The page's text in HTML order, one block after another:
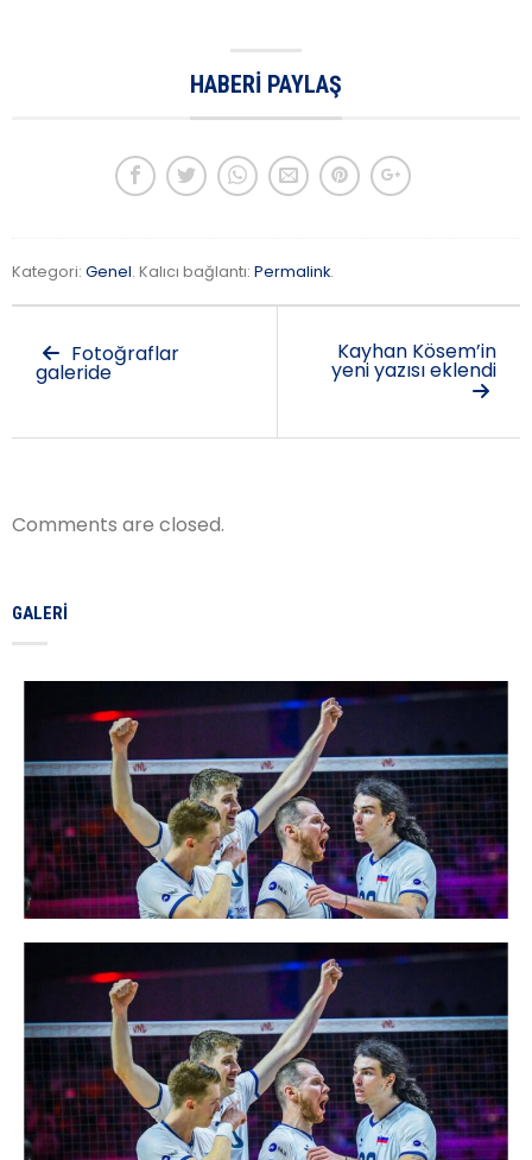
HABERI PAYLAŞ
Kategori: Genel. Kalıcı bağlantı: Permalink.
Fotoğraflar
galeride
Kayhan Kösem’in
yeni yazısı eklendi
Comments are closed.
GALERI